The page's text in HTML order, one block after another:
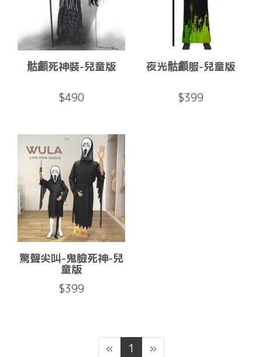
骷顱死神裝-兒童版
$490
夜光骷顱服-兒童版
$399
驚聲尖叫-鬼臉死神-兒
童版
$399
« 1 »